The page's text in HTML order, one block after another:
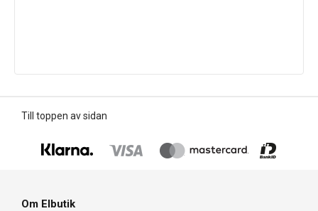
Till toppen av sidan
Om Elbutik